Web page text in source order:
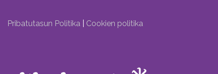
Pribatutasun Politika Cookien politika